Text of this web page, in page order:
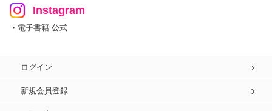
Instagram
・電子書籍 公式
ログイン
新規会員登録